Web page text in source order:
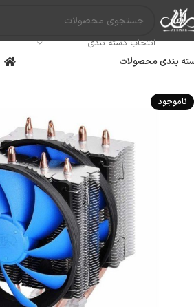
انتخاب دسته بندی
بندی محصولات
پردازنده
ناموجود